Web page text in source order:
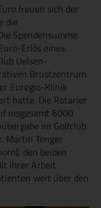
freuen sich der
die
Spendensumme
Erlös eines
Uelsen-
Brustzentrum
Euregio-Klinik
hatte. Die Rotarier
insgesamt 6000
im Golfclub
Martin Tenger
den beiden
ihrer Arbeit
weit über den